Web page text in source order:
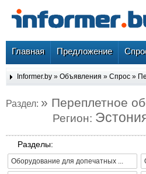
Главная Предложение
Informer.by » Объявления » Спрос »
Раздел: » Переплетное
Регион:
Разделы:
Оборудование для допечатных ...